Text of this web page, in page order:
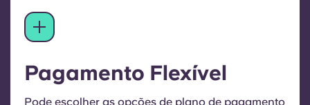
Pagamento Flexível
Pode escolher as opções de plano de pagamento